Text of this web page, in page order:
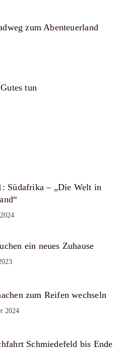
zum Abenteuerland
tun
Südafrika – „Die Welt in
ein neues Zuhause
zum Reifen wechseln
2024
Schmiedefeld bis Ende